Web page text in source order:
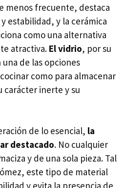
menos frecuente, destaca
estabilidad, y la cerámica
como una alternativa
atractiva. El vidrio, por su
de las opciones
como para almacenar
carácter inerte y su
de lo esencial, la
destacado. No cualquier
y de una sola pieza. Tal
este tipo de material
y evita la presencia de